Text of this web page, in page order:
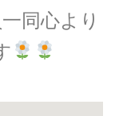
同心より